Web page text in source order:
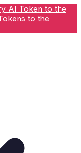
AI Token to the
to the